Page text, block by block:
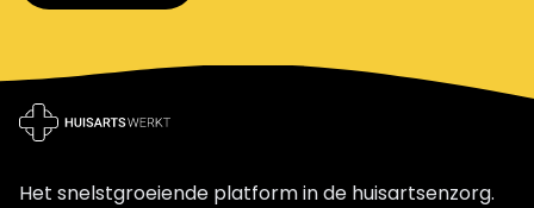
Het snelstgroeiende platform in de huisartsenzorg.